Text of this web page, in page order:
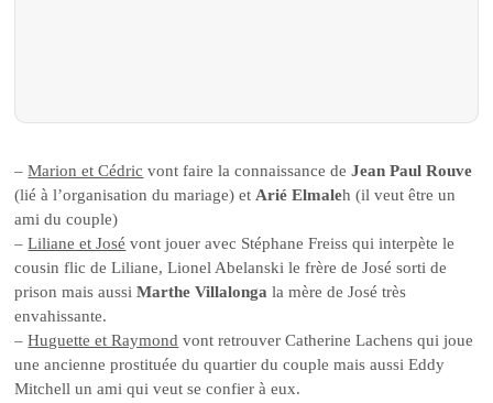
–Marion et Cédric vont faire la connaissance deJean Paul Rouve
(lié à l’organisation du mariage) etArié Elmaleh (il veut être un
ami du couple)
–Liliane et José vont jouer avec Stéphane Freiss qui interpète le
cousin flic de Liliane, Lionel Abelanski le frère de José sorti de
prison mais aussiMarthe Villalongala mère de José très
envahissante.
–Huguette et Raymond vont retrouver Catherine Lachens qui joue
une ancienne prostituée du quartier du couple mais aussi Eddy
Mitchell un ami qui veut se confier à eux.